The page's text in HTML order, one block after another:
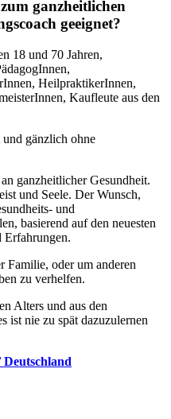
ganzheitlichen
geeignet?
18 und 70 Jahren,
HeilpraktikerInnen,
Kaufleute aus den
gänzlich ohne
ganzheitlicher Gesundheit.
und Seele. Der Wunsch,
und
basierend auf den neuesten
Erfahrungen.
Familie, oder um anderen
zu verhelfen.
Alters und aus den
ist nie zu spät dazuzulernen